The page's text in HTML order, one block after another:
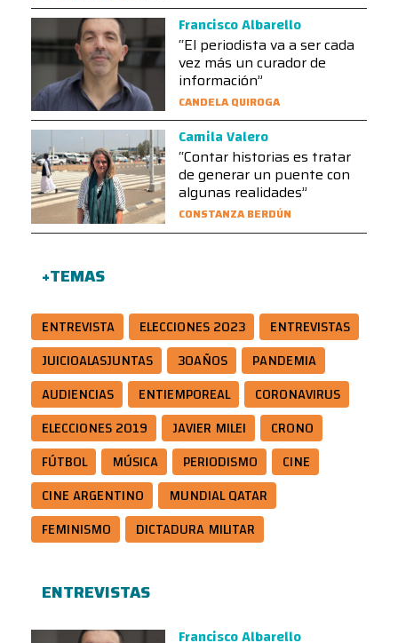
Francisco Albarello
“El periodista va a ser cada
vez más un curador de
información”
CANDELA QUIROGA
Camila Valero
“Contar historias es tratar
de generar un puente con
algunas realidades”
CONSTANZA BERDÚN
+TEMAS
ENTREVISTA ELECCIONES 2023
ENTREVISTAS
JUICIOALASJUNTAS
30AÑOS
PANDEMIA
AUDIENCIAS
ENTIEMPOREAL
CORONAVIRUS
ELECCIONES 2019
JAVIER MILEI
CRONO
FÚTBOL
MÚSICA PERIODISMO
CINE
CINE ARGENTINO
MUNDIAL QATAR
FEMINISMO
DICTADURA MILITAR
ENTREVISTAS
Francisco Albarello